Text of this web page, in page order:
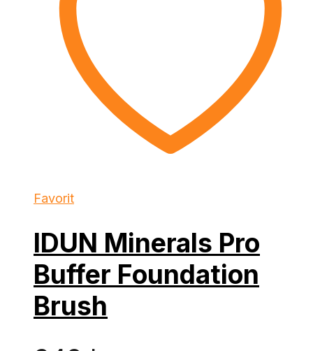
Favorit
IDUN Minerals Pro
Buffer Foundation
Brush